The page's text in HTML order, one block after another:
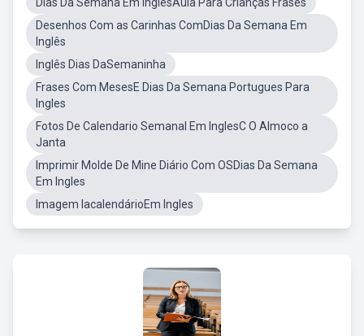
Desenhos Com as Carinhas ComDias Da Semana Em
Inglês
Inglês Dias DaSemaninha
Frases Com MesesE Dias Da Semana Portugues Para
Ingles
Fotos De Calendario Semanal Em InglesC O Almoco a
Janta
Imprimir Molde De Mine Diário Com OSDias Da Semana
Em Ingles
Imagem IacalendárioEm Ingles